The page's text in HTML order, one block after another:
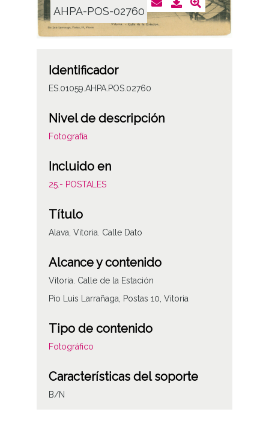
AHPA-POS-02760
Identificador
ES.01059.AHPA.POS.02760
Nivel de descripción
Fotografía
Incluido en
25.- POSTALES
Título
Alava, Vitoria. Calle Dato
Alcance y contenido
Vitoria. Calle de la Estación
Pio Luis Larrañaga, Postas 10, Vitoria
Tipo de contenido
Fotográfico
Características del soporte
B/N